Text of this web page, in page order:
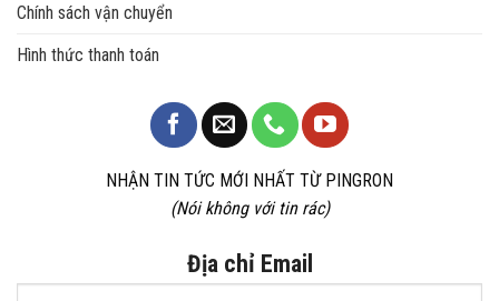
Chính sách vận chuyển
Hình thức thanh toán
NHẬN TIN TỨC MỚI NHẤT TỪ PINGRON
(Nói không với tin rác)
Địa chỉ Email